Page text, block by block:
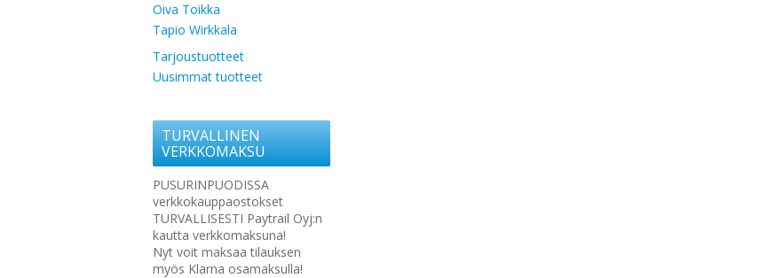
Oiva Toikka
Tapio Wirkkala
Tarjoustuotteet
Uusimmat tuotteet
TURVALLINEN
VERKKOMAKSU
PUSURINPUODISSA
verkkokauppaostokset
TURVALLISESTI Paytrail Oyj:n
kautta verkkomaksuna!
Nyt voit maksaa tilauksen
myös Klarna osamaksulla!